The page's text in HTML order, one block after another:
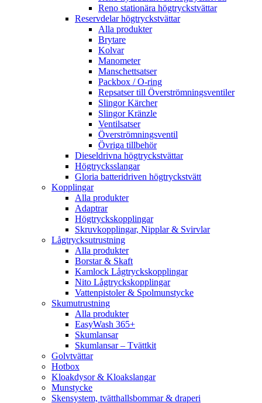
Reno stationära högtryckstvättar
Reservdelar högtryckstvättar
Alla produkter
Brytare
Kolvar
Manometer
Manschettsatser
Packbox / O-ring
Repsatser till Överströmningsventiler
Slingor Kärcher
Slingor Kränzle
Ventilsatser
Överströmningsventil
Övriga tillbehör
Dieseldrivna högtryckstvättar
Högtrycksslangar
Gloria batteridriven högtryckstvätt
Kopplingar
Alla produkter
Adaptrar
Högtryckskopplingar
Skruvkopplingar, Nipplar & Svirvlar
Lågtrycksutrustning
Alla produkter
Borstar & Skaft
Kamlock Lågtryckskopplingar
Nito Lågtryckskopplingar
Vattenpistoler & Spolmunstycke
Skumutrustning
Alla produkter
EasyWash 365+
Skumlansar
Skumlansar – Tvättkit
Golvtvättar
Hotbox
Kloakdysor & Kloakslangar
Munstycke
Skensystem, tvätthallsbommar & draperi